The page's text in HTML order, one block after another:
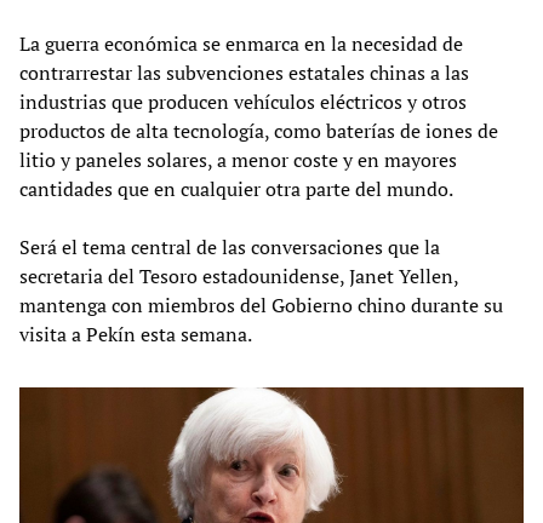
La guerra económica se enmarca en la necesidad de
contrarrestar las subvenciones estatales chinas a las
industrias que producen vehículos eléctricos y otros
productos de alta tecnología, como baterías de iones de
litio y paneles solares, a menor coste y en mayores
cantidades que en cualquier otra parte del mundo.
Será el tema central de las conversaciones que la
secretaria del Tesoro estadounidense, Janet Yellen,
mantenga con miembros del Gobierno chino durante su
visita a Pekín esta semana.